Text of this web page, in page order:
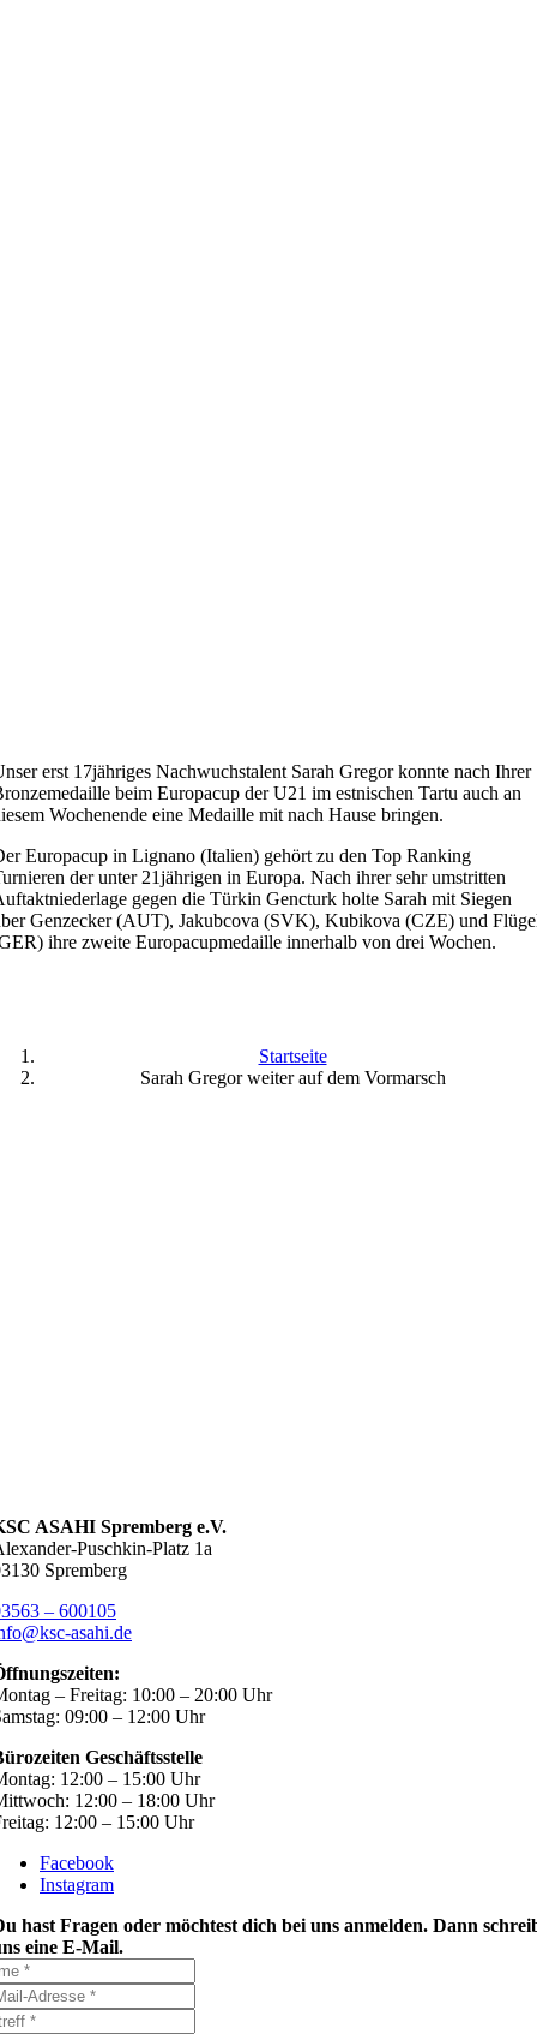
erst 17jähriges Nachwuchstalent Sarah Gregor konnte nach Ihrer
beim Europacup der U21 im estnischen Tartu auch an
Wochenende eine Medaille mit nach Hause bringen.
Europacup in Lignano (Italien) gehört zu den Top Ranking
der unter 21jährigen in Europa. Nach ihrer sehr umstritten
gegen die Türkin Gencturk holte Sarah mit Siegen
Genzecker (AUT), Jakubcova (SVK), Kubikova (CZE) und
ihre zweite Europacupmedaille innerhalb von drei Wochen.
Startseite
Sarah Gregor weiter auf dem Vormarsch
ASAHI Spremberg e.V.
Puschkin-Platz 1a
Spremberg
– 600105
asahi.de
– Freitag: 10:00 – 20:00 Uhr
09:00 – 12:00 Uhr
Geschäftsstelle
12:00 – 15:00 Uhr
12:00 – 18:00 Uhr
12:00 – 15:00 Uhr
Facebook
Instagram
hast Fragen oder möchtest dich bei uns anmelden. Dann
eine E-Mail.